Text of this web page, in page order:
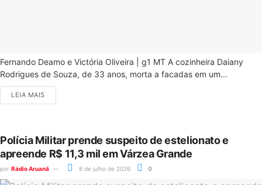
Fernando Deamo e Victória Oliveira | g1 MT A cozinheira Daiany
Rodrigues de Souza, de 33 anos, morta a facadas em um...
LEIA MAIS
Polícia Militar prende suspeito de estelionato e
apreende R$ 11,3 mil em Várzea Grande
por Rádio Aruanã 8 de julho de 2026 0